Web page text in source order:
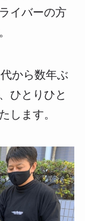
イバーの方
から数年ぶ
ひとりひと
します。